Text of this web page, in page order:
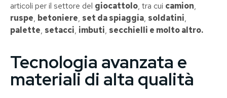
articoli per il settore del giocattolo, tra cui camion,
ruspe, betoniere, set da spiaggia, soldatini,
palette, setacci, imbuti, secchielli e molto altro.
Tecnologia avanzata e
materiali di alta qualità